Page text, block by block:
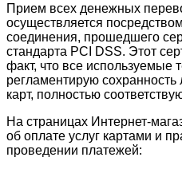
Прием всех денежных
осуществляется
соединения, прошедшего
стандарта PCI DSS. Этот
факт, что все используемые
регламентирую
карт, полностью
На страницах Интернет-
об оплате услуг картами и
проведении платежей: